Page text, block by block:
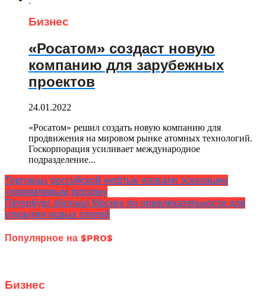
Бизнес
«Росатом» создаст новую
компанию для зарубежных
проектов
24.01.2022
«Росатом» решил создать новую компанию для
продвижения на мировом рынке атомных технологий.
Госкорпорация усиливает международное
подразделение...
Торговцы российской нефтью назвали эскалацию
«приемлемым риском»
Петербург обогнал Москву по привлекательности для
открытия новых отелей
Популярное на $PRO$
Бизнес